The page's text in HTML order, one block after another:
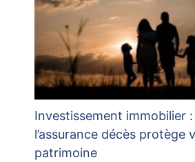
Investissement immobilier
l’assurance décès protège
patrimoine